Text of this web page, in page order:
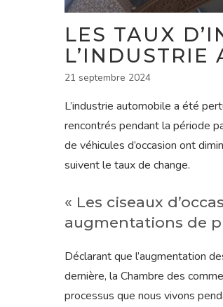
LES TAUX
L’INDUSTRIE
21 septembre 2024
L’industrie automobile a été
rencontrés pendant la période
de véhicules d’occasion ont
suivent le taux de change.
« Les ciseaux
augmentations de
Déclarant que l’augmentation
dernière, la Chambre des
processus que nous vivons